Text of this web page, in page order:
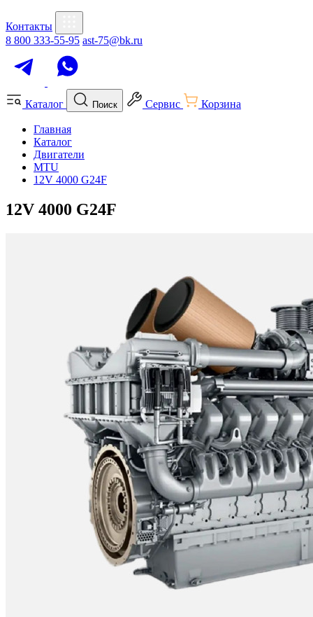
Контакты
8 800 333-55-95 ast-75@bk.ru
Каталог Поиск Сервис Корзина
Главная
Каталог
Двигатели
MTU
12V 4000 G24F
12V 4000 G24F